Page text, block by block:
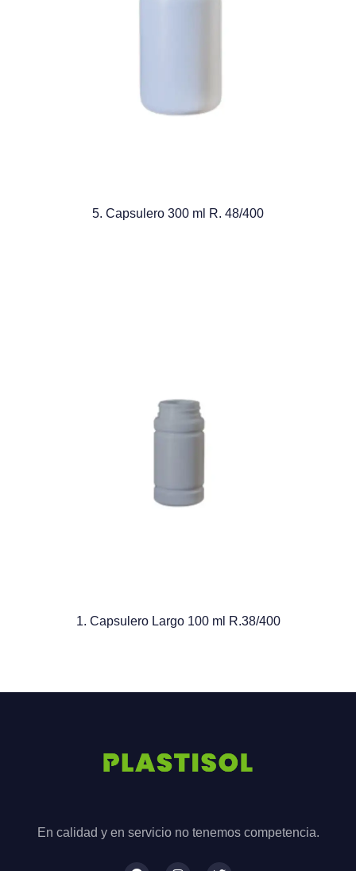
5. Capsulero 300 ml R. 48/400
1. Capsulero Largo 100 ml R.38/400
En calidad y en servicio no tenemos competencia.